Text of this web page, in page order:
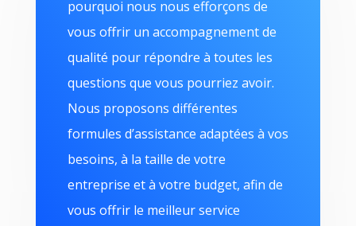
pourquoi nous nous efforçons de
vous offrir un accompagnement de
qualité pour répondre à toutes les
questions que vous pourriez avoir.
Nous proposons différentes
formules d’assistance adaptées à vos
besoins, à la taille de votre
entreprise et à votre budget, afin de
vous offrir le meilleur service